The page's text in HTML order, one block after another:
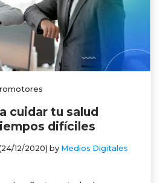
cuidar tu salud
difíciles
12/2020) by Medios Digitales